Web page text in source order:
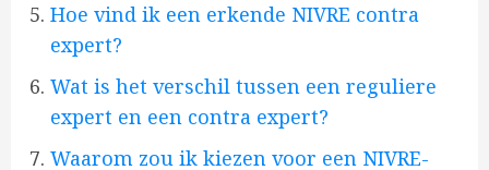
Hoe vind ik een erkende NIVRE contra
expert?
Wat is het verschil tussen een reguliere
expert en een contra expert?
Waarom zou ik kiezen voor een NIVRE-